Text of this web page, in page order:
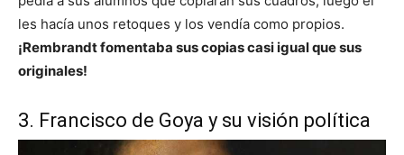
les hacía unos retoques y los vendía como propios.
¡Rembrandt fomentaba sus copias casi igual que sus
originales!
3. Francisco de Goya y su visión política